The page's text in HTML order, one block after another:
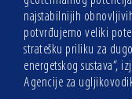
najstabilnijih
potvrđujemo veliki
stratešku priliku za
energetskog sustava“,
Agencije za